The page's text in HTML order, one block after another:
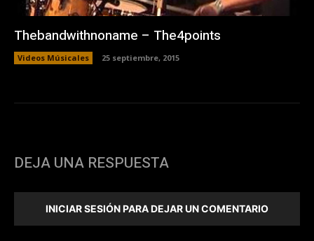
Thebandwithnoname – The4points
Videos Músicales 25 septiembre, 2015
DEJA UNA RESPUESTA
INICIAR SESIÓN PARA DEJAR UN COMENTARIO